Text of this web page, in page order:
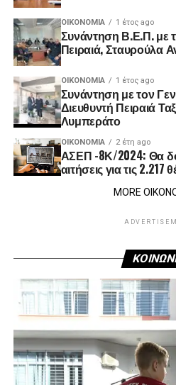
ΟΙΚΟΝΟΜΊΑ 1 έτος ago
Συνάντηση Β.Ε.Π. με
Πειραιά, Σταυρούλα
ΟΙΚΟΝΟΜΊΑ 1 έτος ago
Συνάντηση με τον
Διευθυντή Πειραιά
Λυμπεράτο
ΟΙΚΟΝΟΜΊΑ 2 έτη ago
ΑΣΕΠ -8Κ/2024: Θα
αιτήσεις για τις 2.217
MORE